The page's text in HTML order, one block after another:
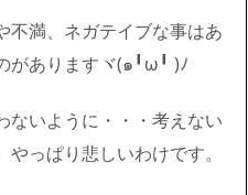
満、 ネガテイブな事はあ
がありますヾ(๑╹ω╹ )ﾉ
ないように・・・ 考えない
っぱり悲しいわけです。